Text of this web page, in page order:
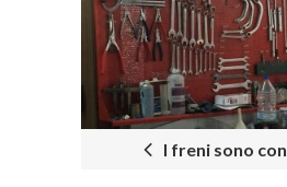
POST
NAVIGATION
I freni sono